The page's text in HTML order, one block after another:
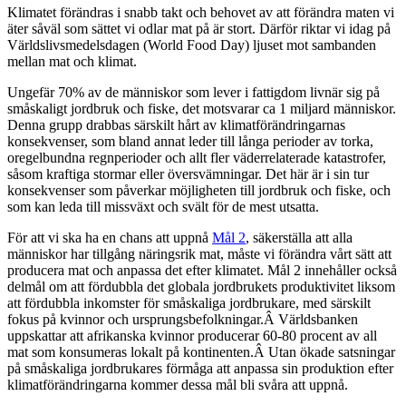
Klimatet förändras i snabb takt och behovet av att förändra maten vi
äter såväl som sättet vi odlar mat på är stort. Därför riktar vi idag på
Världslivsmedelsdagen (World Food Day) ljuset mot sambanden
mellan mat och klimat.
Ungefär 70% av de människor som lever i fattigdom livnär sig på
småskaligt jordbruk och fiske, det motsvarar ca 1 miljard människor.
Denna grupp drabbas särskilt hårt av klimatförändringarnas
konsekvenser, som bland annat leder till långa perioder av torka,
oregelbundna regnperioder och allt fler väderrelaterade katastrofer,
såsom kraftiga stormar eller översvämningar. Det här är i sin tur
konsekvenser som påverkar möjligheten till jordbruk och fiske, och
som kan leda till missväxt och svält för de mest utsatta.
För att vi ska ha en chans att uppnå Mål 2, säkerställa att alla
människor har tillgång näringsrik mat, måste vi förändra vårt sätt att
producera mat och anpassa det efter klimatet. Mål 2 innehåller också
delmål om att fördubbla det globala jordbrukets produktivitet liksom
att fördubbla inkomster för småskaliga jordbrukare, med särskilt
fokus på kvinnor och ursprungsbefolkningar.Â Världsbanken
uppskattar att afrikanska kvinnor producerar 60-80 procent av all
mat som konsumeras lokalt på kontinenten.Â Utan ökade satsningar
på småskaliga jordbrukares förmåga att anpassa sin produktion efter
klimatförändringarna kommer dessa mål bli svåra att uppnå.